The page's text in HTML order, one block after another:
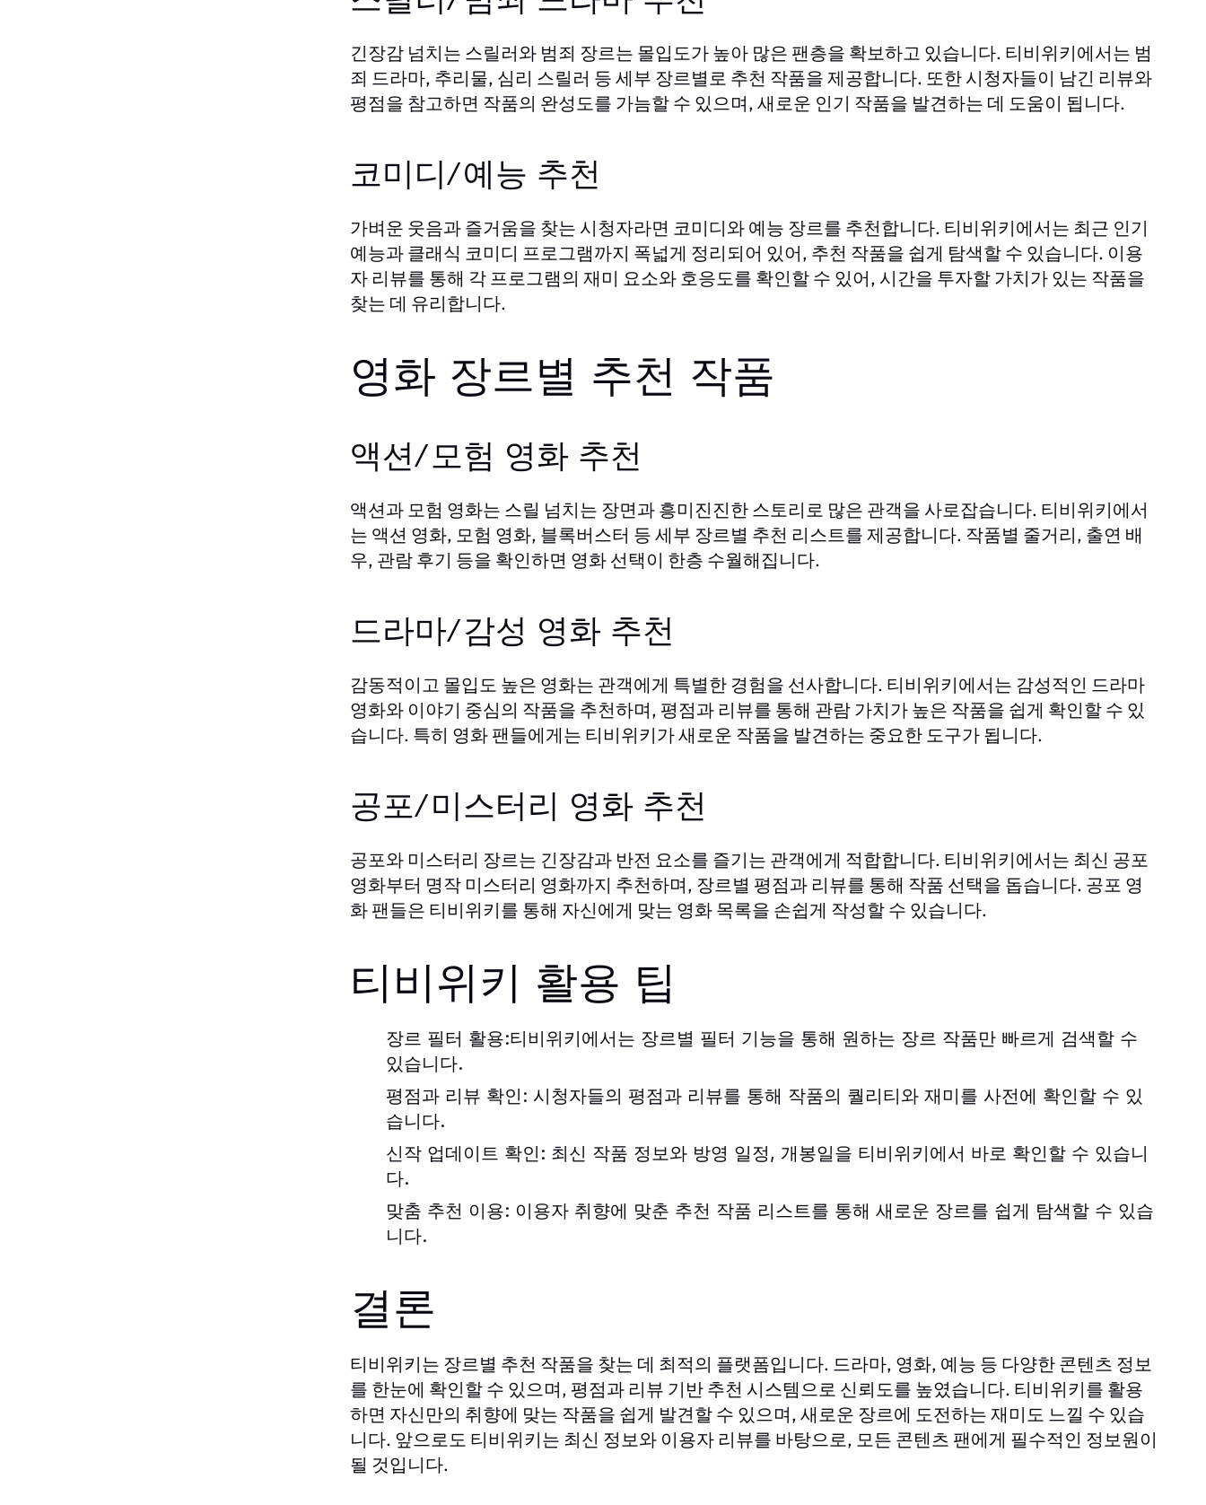
긴장감 넘치는 스릴러와 범죄 장르는 몰입도가 높아 많은 팬층을 확보하고 있습니다. 티비위키에서는 범
죄 드라마, 추리물, 심리 스릴러 등 세부 장르별로 추천 작품을 제공합니다. 또한 시청자들이 남긴 리뷰와
평점을 참고하면 작품의 완성도를 가늠할 수 있으며, 새로운 인기 작품을 발견하는 데 도움이 됩니다.
코미디/예능 추천
가벼운 웃음과 즐거움을 찾는 시청자라면 코미디와 예능 장르를 추천합니다. 티비위키에서는 최근 인기
예능과 클래식 코미디 프로그램까지 폭넓게 정리되어 있어, 추천 작품을 쉽게 탐색할 수 있습니다. 이용
자 리뷰를 통해 각 프로그램의 재미 요소와 호응도를 확인할 수 있어, 시간을 투자할 가치가 있는 작품을
찾는 데 유리합니다.
영화 장르별 추천 작품
액션/모험 영화 추천
액션과 모험 영화는 스릴 넘치는 장면과 흥미진진한 스토리로 많은 관객을 사로잡습니다. 티비위키에서
는 액션 영화, 모험 영화, 블록버스터 등 세부 장르별 추천 리스트를 제공합니다. 작품별 줄거리, 출연 배
우, 관람 후기 등을 확인하면 영화 선택이 한층 수월해집니다.
드라마/감성 영화 추천
감동적이고 몰입도 높은 영화는 관객에게 특별한 경험을 선사합니다. 티비위키에서는 감성적인 드라마
영화와 이야기 중심의 작품을 추천하며, 평점과 리뷰를 통해 관람 가치가 높은 작품을 쉽게 확인할 수 있
습니다. 특히 영화 팬들에게는 티비위키가 새로운 작품을 발견하는 중요한 도구가 됩니다.
공포/미스터리 영화 추천
공포와 미스터리 장르는 긴장감과 반전 요소를 즐기는 관객에게 적합합니다. 티비위키에서는 최신 공포
영화부터 명작 미스터리 영화까지 추천하며, 장르별 평점과 리뷰를 통해 작품 선택을 돕습니다. 공포 영
화 팬들은 티비위키를 통해 자신에게 맞는 영화 목록을 손쉽게 작성할 수 있습니다.
티비위키 활용 팁
장르 필터 활용:티비위키에서는 장르별 필터 기능을 통해 원하는 장르 작품만 빠르게 검색할 수
있습니다.
평점과 리뷰 확인: 시청자들의 평점과 리뷰를 통해 작품의 퀄리티와 재미를 사전에 확인할 수 있
습니다.
신작 업데이트 확인: 최신 작품 정보와 방영 일정, 개봉일을 티비위키에서 바로 확인할 수 있습니
다.
맞춤 추천 이용: 이용자 취향에 맞춘 추천 작품 리스트를 통해 새로운 장르를 쉽게 탐색할 수 있습
니다.
결론
티비위키는 장르별 추천 작품을 찾는 데 최적의 플랫폼입니다. 드라마, 영화, 예능 등 다양한 콘텐츠 정보
를 한눈에 확인할 수 있으며, 평점과 리뷰 기반 추천 시스템으로 신뢰도를 높였습니다. 티비위키를 활용
하면 자신만의 취향에 맞는 작품을 쉽게 발견할 수 있으며, 새로운 장르에 도전하는 재미도 느낄 수 있습
니다. 앞으로도 티비위키는 최신 정보와 이용자 리뷰를 바탕으로, 모든 콘텐츠 팬에게 필수적인 정보원이
될 것입니다.